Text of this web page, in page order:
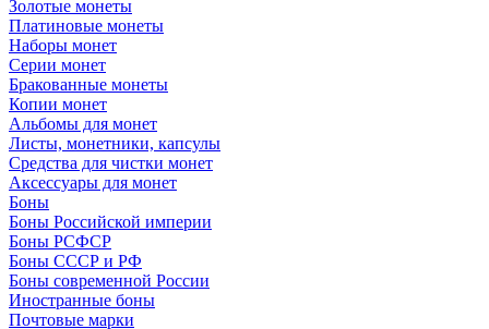
Золотые монеты
Платиновые монеты
Наборы монет
Серии монет
Бракованные монеты
Копии монет
Альбомы для монет
Листы, монетники, капсулы
Средства для чистки монет
Аксессуары для монет
Боны
Боны Российской империи
Боны РСФСР
Боны СССР и РФ
Боны современной России
Иностранные боны
Почтовые марки